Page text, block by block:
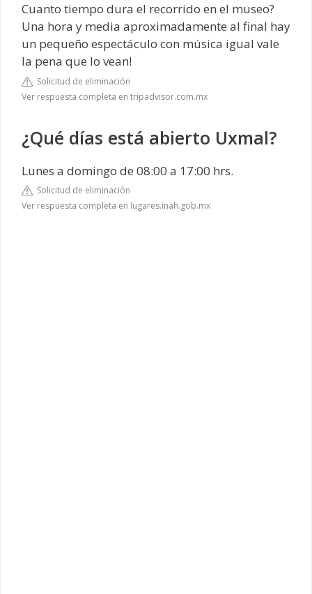
Cuanto tiempo dura el recorrido en el museo?
Una hora y media aproximadamente al final hay
un pequeño espectáculo con música igual vale
la pena que lo vean!
Solicitud de eliminación
Ver respuesta completa en tripadvisor.com.mx
¿Qué días está abierto Uxmal?
Lunes a domingo de 08:00 a 17:00 hrs.
Solicitud de eliminación
Ver respuesta completa en lugares.inah.gob.mx